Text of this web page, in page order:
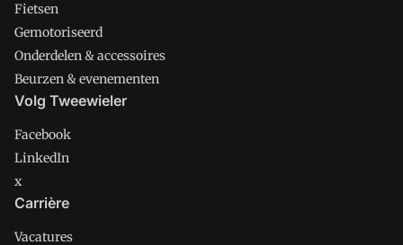
Fietsen
Gemotoriseerd
Onderdelen & accessoires
Beurzen & evenementen
Volg Tweewieler
Facebook
LinkedIn
x
Carrière
Vacatures